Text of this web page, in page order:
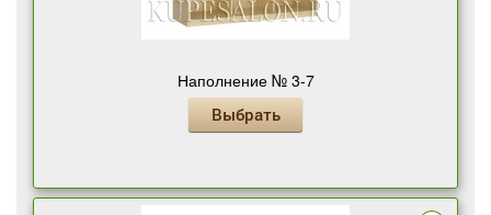
Наполнение № 3-7
Выбрать